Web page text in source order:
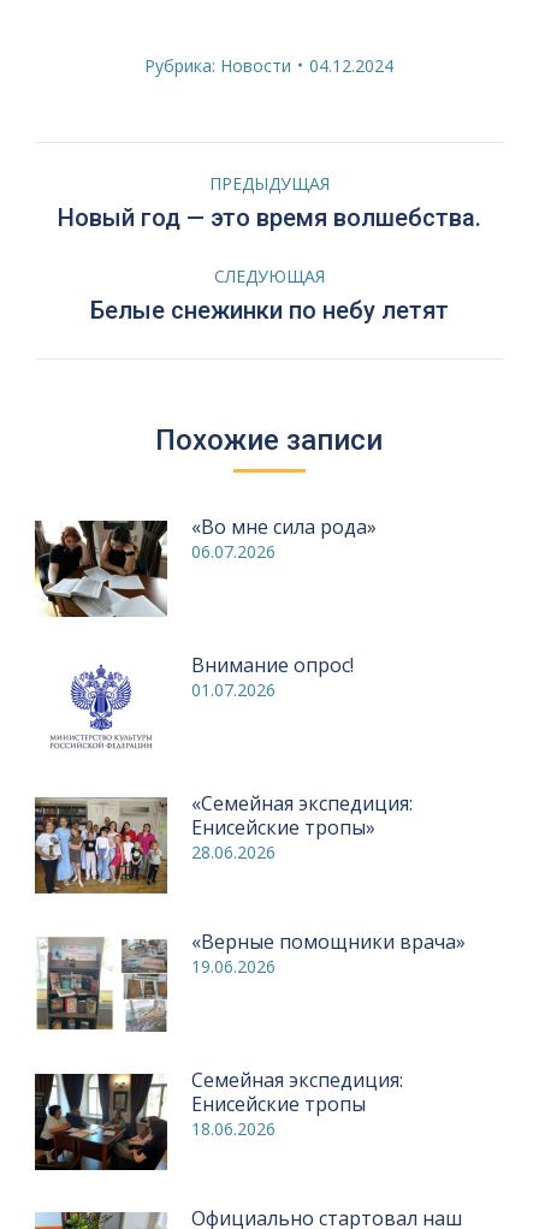
Рубрика: Новости 04.12.2024
Навигация
по
ПРЕДЫДУЩАЯ
Предыдущая
запись:
Новый год — это время волшебства.
СЛЕДУЮЩАЯ
Следующая
Белые снежинки по небу летят
Похожие записи
«Во мне сила рода»
06.07.2026
Внимание опрос!
01.07.2026
«Семейная экспедиция:
Енисейские тропы»
28.06.2026
«Верные помощники врача»
19.06.2026
Семейная экспедиция:
Енисейские тропы
18.06.2026
Официально стартовал наш